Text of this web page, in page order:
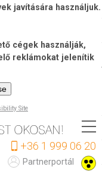
javítására használjuk.
cégek használják,
reklámokat jelenítik
Site
+36 1 999 06 20
Partnerportál